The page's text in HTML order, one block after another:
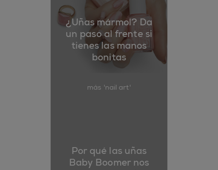
¿Uñas mármol? Da
un paso al frente si
tienes las manos
bonitas
más 'nail art'
Por qué las uñas
Baby Boomer nos